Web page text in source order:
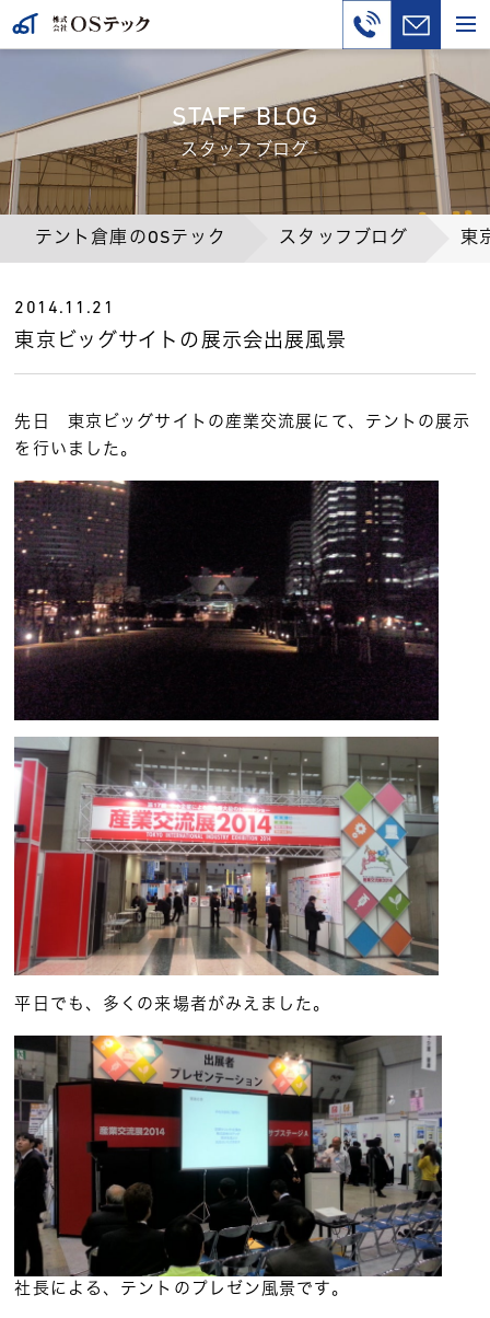
STAFF BLOG
スタッフブログ
テント倉庫のOSテック スタッフブログ 東
2014.11.21
東京ビッグサイトの展示会出展風景
先日 東京ビッグサイトの産業交流展にて、テントの展示
を行いました。
平日でも、多くの来場者がみえました。
社長による、テントのプレゼン風景です。